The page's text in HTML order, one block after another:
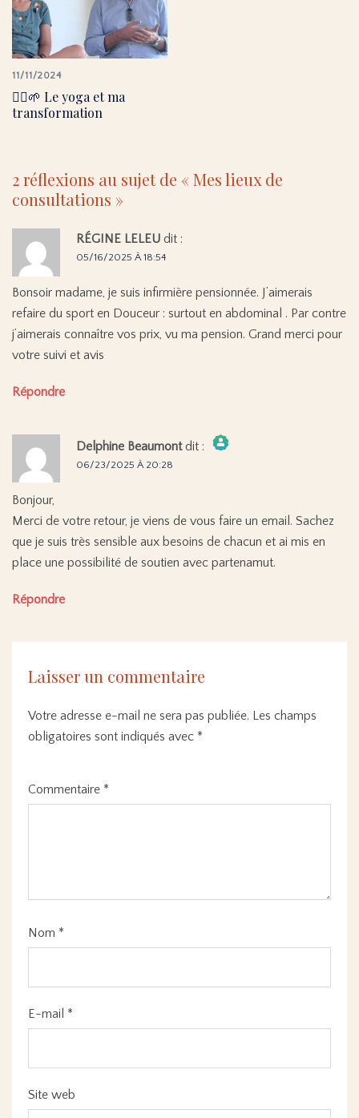
11/11/2024
🧘‍♀️🌱 Le yoga et ma
transformation
2 réflexions au sujet de « Mes lieux de
consultations »
RÉGINE LELEU dit :
05/16/2025 À 18:54
Bonsoir madame, je suis infirmière pensionnée. J’aimerais
refaire du sport en Douceur : surtout en abdominal . Par contre
j’aimerais connaître vos prix, vu ma pension. Grand merci pour
votre suivi et avis
Répondre
Delphine Beaumont dit :
The Real Person Badge!
Anti-Spam by CleanTalk
06/23/2025 À 20:28
Bonjour,
Merci de votre retour, je viens de vous faire un email. Sachez
que je suis très sensible aux besoins de chacun et ai mis en
place une possibilité de soutien avec partenamut.
Répondre
Laisser un commentaire
Votre adresse e-mail ne sera pas publiée. Les champs
obligatoires sont indiqués avec *
Commentaire *
Nom *
E-mail *
Site web